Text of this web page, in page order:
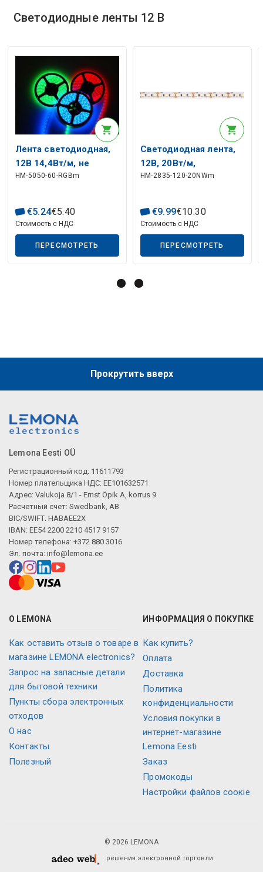
Светодиодные ленты 12 В
Лента светодиодная,
12В 14,4Вт/м, не
герметичная IP20, RGB
HM-5050-60-RGBm
€5.24€5.40
Стоимость с НДС
ПЕРЕСМОТРЕТЬ
Светодиодная лента,
12В, 20Вт/м,
неводостойкая,
115лм/Вт, АКТО
HM-2835-120-20NWm
€9.99€10.30
Стоимость с НДС
ПЕРЕСМОТРЕТЬ
Прокрутить вверх
Lemona Eesti OÜ
Регистрационный код: 11611793
Номер плательщика НДС: EE101632571
Адрес: Valukoja 8/1 - Ernst Öpik A, korrus 9
Расчетный счет: Swedbank, AB
BIC/SWIFT: HABAEE2X
IBAN: EE54 2200 2210 4517 9157
Номер телефона: +372 880 3016
Эл. почта: info@lemona.ee
О LEMONA
Как оставить отзыв о товаре в
магазине LEMONA electronics?
Запрос на запасные детали
для бытовой техники
Пункты сбора электронных
отходов
О нас
Контакты
Полезный
ИНФОРМАЦИЯ О ПОКУПКЕ
Как купить?
Оплата
Доставка
Политика
конфиденциальности
Условия покупки в
интернет-магазине
Lemona Eesti
Заказ
Промокоды
Настройки файлов соокіе
© 2026 LEMONA
решения электронной торговли